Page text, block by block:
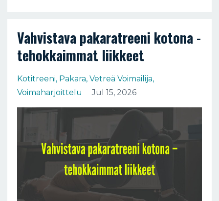
Vahvistava pakaratreeni kotona -
tehokkaimmat liikkeet
Kotitreeni Pakara Vetreä Voimailija
Voimaharjoittelu
Jul 15, 2026